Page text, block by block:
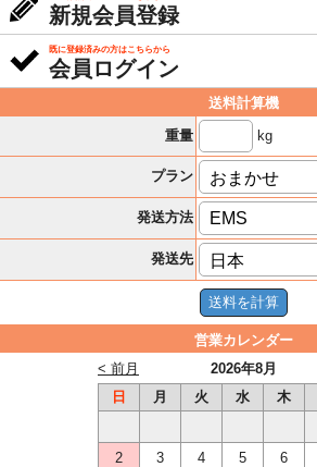
新規会員登録
既に登録済みの方はこちらから
会員ログイン
送料計算機
重量
kg
プラン
発送方法
発送先
営業カレンダー
2026年8月
< 前月
日
月 火 水 木
2
3 4 5 6